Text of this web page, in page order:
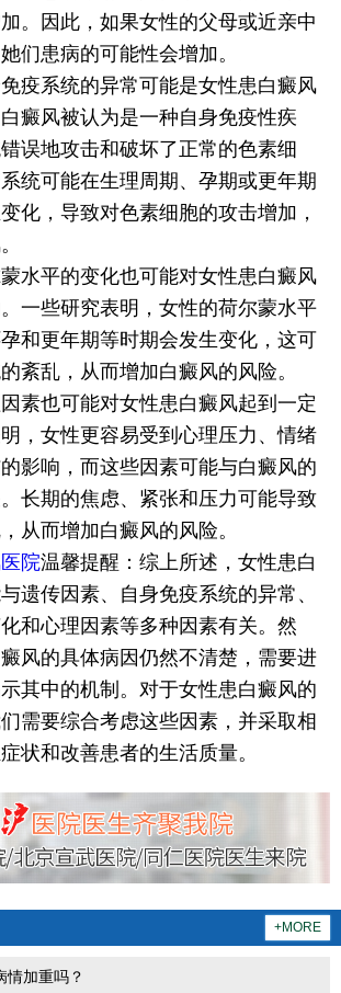
。因此，如果女性的父母或近亲中
们患病的可能性会增加。
系统的异常可能是女性患白癜风
癜风被认为是一种自身免疫性疾
误地攻击和破坏了正常的色素细
统可能在生理周期、孕期或更年期
化，导致对色素细胞的攻击增加，
平的变化也可能对女性患白癜风
一些研究表明，女性的荷尔蒙水平
和更年期等时期会发生变化，这可
紊乱，从而增加白癜风的风险。
也可能对女性患白癜风起到一定
，女性更容易受到心理压力、情绪
影响，而这些因素可能与白癜风的
长期的焦虑、紧张和压力可能导致
从而增加白癜风的风险。
院温馨提醒：综上所述，女性患白
遗传因素、自身免疫系统的异常、
和心理因素等多种因素有关。然
风的具体病因仍然不清楚，需要进
其中的机制。对于女性患白癜风的
需要综合考虑这些因素，并采取相
状和改善患者的生活质量。
+MORE
情加重吗？